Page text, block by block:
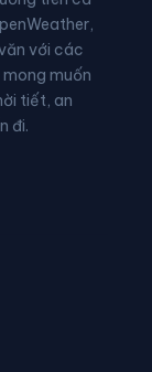
với các
muốn
tiết, an
đi.